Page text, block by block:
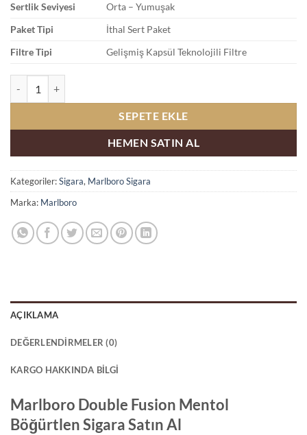
Sertlik Seviyesi
Orta – Yumuşak
Paket Tipi
İthal Sert Paket
Filtre Tipi
Gelişmiş Kapsül Teknolojili Filtre
SEPETE EKLE
HEMEN SATIN AL
Kategoriler:Sigara, Marlboro Sigara
Marka: Marlboro
AÇIKLAMA
DEĞERLENDIRMELER (0)
KARGO HAKKINDA BILGI
Marlboro Double Fusion Mentol
Böğürtlen Sigara Satın Al